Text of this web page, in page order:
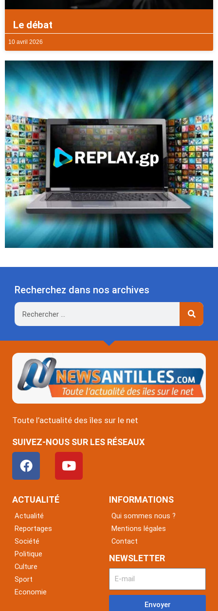
Le débat
10 avril 2026
Recherchez dans nos archives
Rechercher
Toute l’actualité des îles sur le net
SUIVEZ-NOUS SUR LES RÉSEAUX
F
a
c
e
o
o
k
Y
o
u
ACTUALITÉ
Actualité
Reportages
Société
Politique
Culture
Sport
Economie
INFORMATIONS
Qui sommes nous ?
Mentions légales
Contact
NEWSLETTER
Envoyer